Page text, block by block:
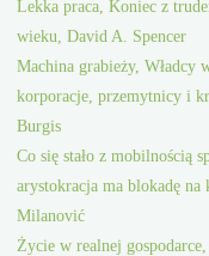
Lekka praca, Koniec z
wieku, David A. Spencer
Machina grabieży, Władcy
korporacje, przemytnicy i
Burgis
Co się stało z mobilnością
arystokracja ma blokadę na
Milanović
Życie w realnej